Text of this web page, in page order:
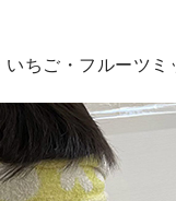
いちご・フルーツ